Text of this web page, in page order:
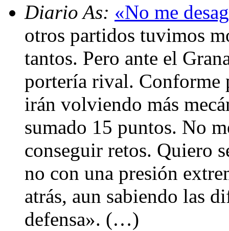
Diario As: «No me
otros partidos tuvimos
tantos. Pero ante el
portería rival. Conforme
irán volviendo más
sumado 15 puntos. No
conseguir retos. Quiero
no con una presión
atrás, aun sabiendo las
defensa». (…)